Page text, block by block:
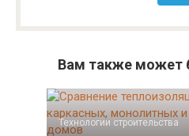
Вам также может
Технологии строительства